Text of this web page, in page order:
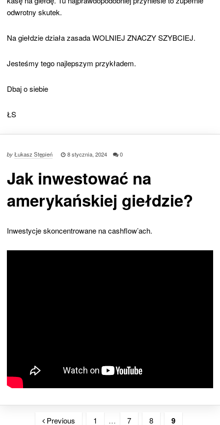
odwrotny skutek.
Na giełdzie działa zasada WOLNIEJ ZNACZY SZYBCIEJ.
Jesteśmy tego najlepszym przykładem.
Dbaj o siebie
ŁS
byŁukasz Stępień 8 stycznia, 2024 0
Jak inwestować na
amerykańskiej giełdzie?
Inwestycje skoncentrowane na cashflow’ach.
Previous 1 … 7 8 9